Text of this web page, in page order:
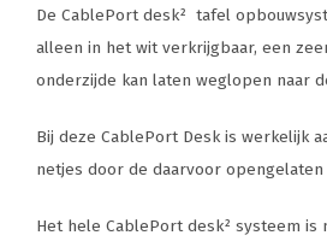
De CablePort desk² tafel
alleen in het wit verkrijgbaar, een
onderzijde kan laten weglopen naar
Bij deze CablePort Desk is werkelijk
netjes door de daarvoor
Het hele CablePort desk² systeem